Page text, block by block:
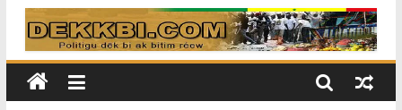
sélectionneurs sur 10 déjà partis
Sécheresse: Faut-il stocker l’eau?
À Ceuta, le bilan des morts monte à
75 côté espagnol, 11 côté marocain